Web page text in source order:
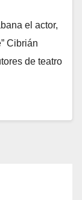
el actor,
Cibrián
de teatro